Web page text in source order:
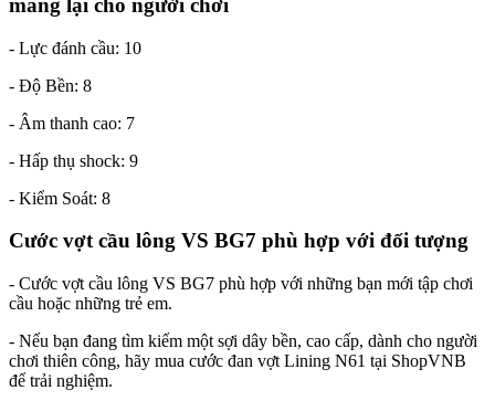
mang lại cho người chơi
- Lực đánh cầu: 10
- Độ Bền: 8
- Âm thanh cao: 7
- Hấp thụ shock: 9
- Kiểm Soát: 8
Cước vợt cầu lông VS BG7 phù hợp với đối tượng
- Cước vợt cầu lông VS BG7 phù hợp với những bạn mới tập chơi
cầu hoặc những trẻ em.
- Nếu bạn đang tìm kiếm một sợi dây bền, cao cấp, dành cho người
chơi thiên công, hãy mua cước đan vợt Lining N61 tại ShopVNB
để trải nghiệm.